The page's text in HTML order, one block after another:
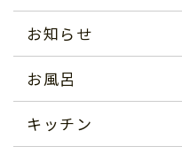
お知らせ
お風呂
キッチン